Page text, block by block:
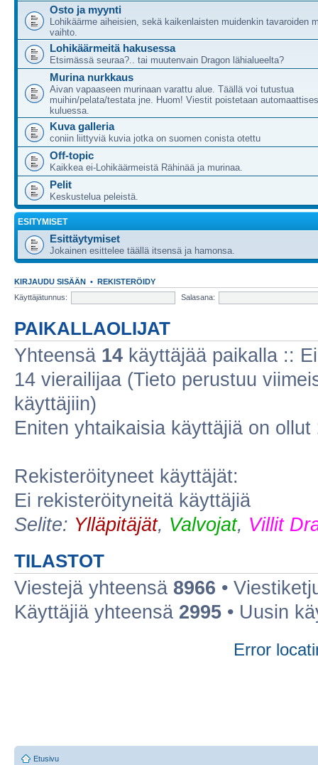
Osto ja myynti
Lohikäärme aiheisien, sekä kaikenlaisten muidenkin tavaroiden
vaihto.
Lohikäärmeitä hakusessa
Etsimässä seuraa?.. tai muutenvain Dragon lähialueelta?
Murina nurkkaus
Aivan vapaaseen murinaan varattu alue. Täällä voi tutustua
muihin/pelata/testata jne. Huom! Viestit poistetaan
kuluessa.
Kuva galleria
coniin liittyviä kuvia jotka on suomen conista otettu
Off-topic
Kaikkea ei-Lohikäärmeistä Rähinää ja murinaa.
Pelit
Keskustelua peleistä.
ESITYMISET
Esittäytymiset
Jokainen esittelee täällä itsensä ja hamonsa.
KIRJAUDU SISÄÄN • REKISTERÖIDY
Käyttäjätunnus:
Salasana:
PAIKALLAOLIJAT
Yhteensä 14 käyttäjää paikalla ::
14 vierailijaa (Tieto perustuu
käyttäjiin)
Eniten yhtaikaisia käyttäjiä on ollut
Rekisteröityneet käyttäjät:
Ei rekisteröityneitä käyttäjiä
Selite: Ylläpitäjät, Valvojat, Villit
TILASTOT
Viestejä yhteensä 8966 •
Käyttäjiä yhteensä 2995 • Uusin
Error
Etusivu